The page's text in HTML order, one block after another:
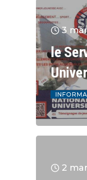
3
le
2